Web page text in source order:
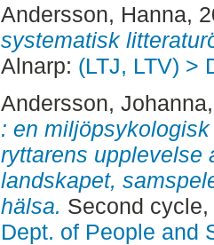
Andersson, Hanna,
systematisk
Alnarp: (LTJ, LTV) >
Andersson, Johanna
: en
ryttarens upplevelse
landskapet,
hälsa. Second
Dept. of People and